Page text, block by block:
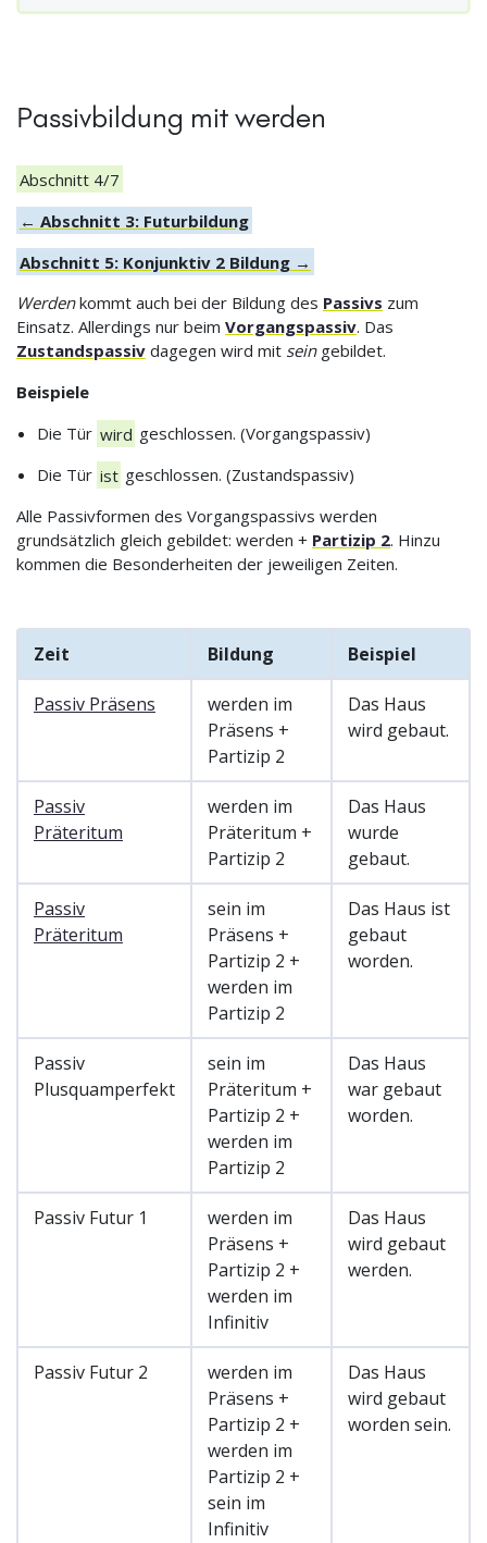
Passivbildung mit werden
Abschnitt 4/7
← Abschnitt 3: Futurbildung
Abschnitt 5: Konjunktiv 2 Bildung →
Werdenkommt auch bei der Bildung des Passivs zum
Einsatz. Allerdings nur beim Vorgangspassiv. Das
Zustandspassiv dagegen wird mit seingebildet.
Beispiele
Die Tür wird geschlossen. (Vorgangspassiv)
Die Tür ist geschlossen. (Zustandspassiv)
Alle Passivformen des Vorgangspassivs werden
grundsätzlich gleich gebildet: werden + Partizip 2. Hinzu
kommen die Besonderheiten der jeweiligen Zeiten.
Zeit Bildung Beispiel
Passiv Präsens
werden im
Präsens +
Partizip 2
Das Haus
wird gebaut.
Passiv
Präteritum
werden im
Präteritum +
Partizip 2
Das Haus
wurde
gebaut.
Passiv
Präteritum
sein im
Präsens +
Partizip 2 +
werden im
Partizip 2
Das Haus ist
gebaut
worden.
Passiv
Plusquamperfekt
sein im
Präteritum +
Partizip 2 +
werden im
Partizip 2
Das Haus
war gebaut
worden.
Passiv Futur 1
werden im
Präsens +
Partizip 2 +
werden im
Infinitiv
Das Haus
wird gebaut
werden.
Passiv Futur 2
werden im
Präsens +
Partizip 2 +
werden im
Partizip 2 +
sein im
Infinitiv
Das Haus
wird gebaut
worden sein.